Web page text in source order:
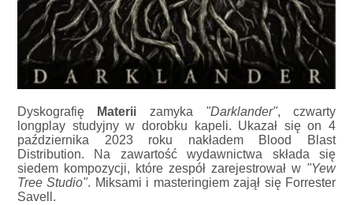
Dyskografię Materii zamyka "Darklander", czwarty
longplay studyjny w dorobku kapeli. Ukazał się on 4
października 2023 roku nakładem Blood Blast
Distribution. Na zawartość wydawnictwa składa się
siedem kompozycji, które zespół zarejestrował w "Yew
Tree Studio". Miksami i masteringiem zajął się Forrester
Savell.